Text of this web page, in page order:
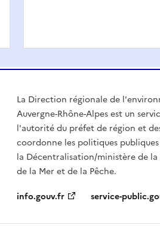
La Direction régionale de
Auvergne-Rhône-Alpes est un
l'autorité du préfet de région et
coordonne les politiques
la Décentralisation/ministère de
de la Mer et de la Pêche.
info.gouv.fr
service-